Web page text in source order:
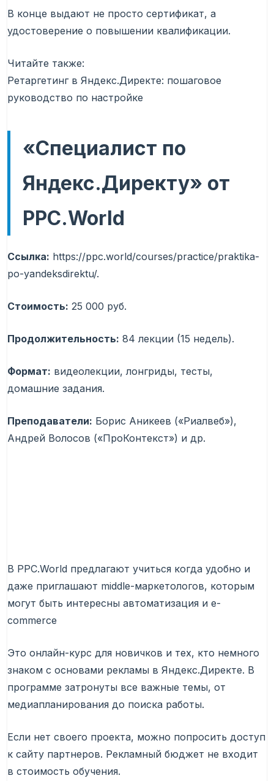
В конце выдают не просто сертификат, а
удостоверение о повышении квалификации.
Читайте также:
Ретаргетинг в Яндекс.Директе: пошаговое
руководство по настройке
«Специалист по
Яндекс.Директу» от
PPC.World
Ссылка: https://ppc.world/courses/practice/praktika-
po-yandeksdirektu/.
Стоимость: 25 000 руб.
Продолжительность: 84 лекции (15 недель).
Формат: видеолекции, лонгриды, тесты,
домашние задания.
Преподаватели: Борис Аникеев («Риалвеб»),
Андрей Волосов («ПроКонтекст») и др.
В PPC.World предлагают учиться когда удобно и
даже приглашают middle-маркетологов, которым
могут быть интересны автоматизация и e-
commerce
Это онлайн-курс для новичков и тех, кто немного
знаком с основами рекламы в Яндекс.Директе. В
программе затронуты все важные темы, от
медиапланирования до поиска работы.
Если нет своего проекта, можно попросить доступ
к сайту партнеров. Рекламный бюджет не входит
в стоимость обучения.